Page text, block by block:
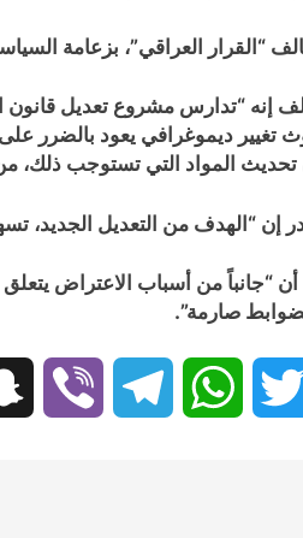
“القرار العراقي”، بزعامة
إنه “تدارس مشروع تعديل قانون
تغيير ديموغرافي يعود بالضرر
المواد التي تستوجب ذلك، من
إن “الهدف من التعديل الجديد،
“جانباً من أسباب الاعتراض
بضوابط صارمة”.
Twitter
WhatsApp
Telegram
Viber